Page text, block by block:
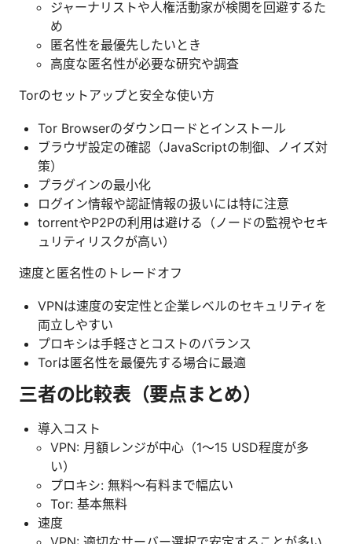
ジャーナリストや人権活動家が検閲を回避するた
め
匿名性を最優先したいとき
高度な匿名性が必要な研究や調査
Torのセットアップと安全な使い方
Tor Browserのダウンロードとインストール
ブラウザ設定の確認（JavaScriptの制御、ノイズ対
策）
プラグインの最小化
ログイン情報や認証情報の扱いには特に注意
torrentやP2Pの利用は避ける（ノードの監視やセキ
ュリティリスクが高い）
速度と匿名性のトレードオフ
VPNは速度の安定性と企業レベルのセキュリティを
両立しやすい
プロキシは手軽さとコストのバランス
Torは匿名性を最優先する場合に最適
三者の比較表（要点まとめ）
導入コスト
VPN: 月額レンジが中心（1〜15 USD程度が多
い）
プロキシ: 無料～有料まで幅広い
Tor: 基本無料
速度